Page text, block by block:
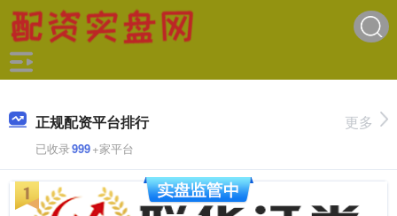
正规配资平台排行
已收录999+家平台
更多